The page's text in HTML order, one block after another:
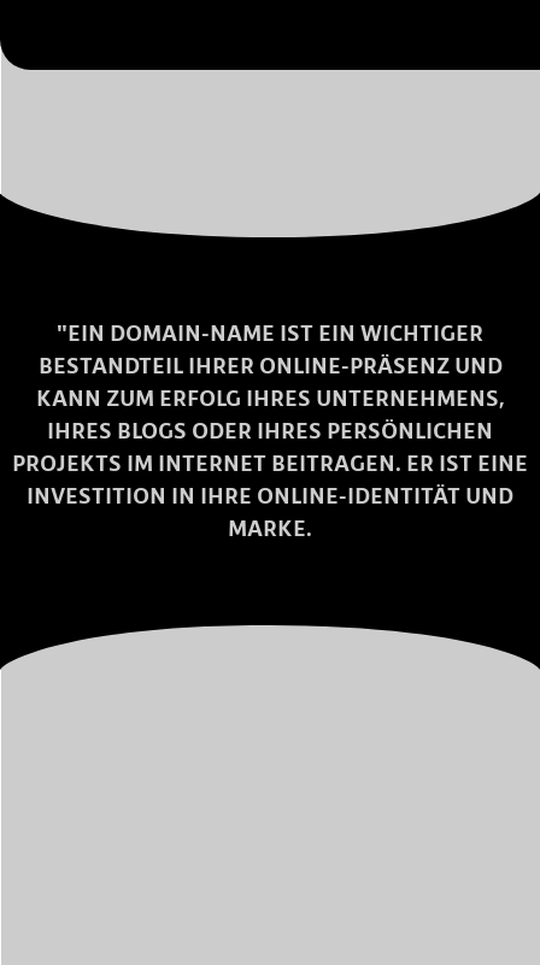
"EIN DOMAIN-NAME IST EIN WICHTIGER
BESTANDTEIL IHRER ONLINE-PRÄSENZ UND
KANN ZUM ERFOLG IHRES UNTERNEHMENS,
IHRES BLOGS ODER IHRES PERSÖNLICHEN
PROJEKTS IM INTERNET BEITRAGEN. ER IST EINE
INVESTITION IN IHRE ONLINE-IDENTITÄT UND
MARKE.